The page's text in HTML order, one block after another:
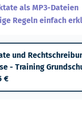
als MP3-Dateien
Regeln einfach
und
- Training
€